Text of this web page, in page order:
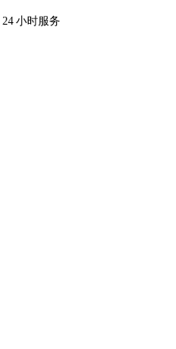
24 小时服务